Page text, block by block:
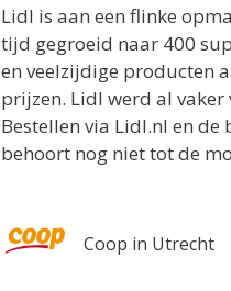
Lidl is aan een flinke
tijd gegroeid naar 400
en veelzijdige producten
prijzen. Lidl werd al
Bestellen via Lidl.nl en
behoort nog niet tot de
Coop in Utrecht